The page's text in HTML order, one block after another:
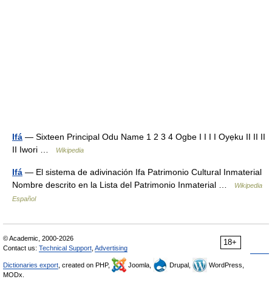
Ifá — Sixteen Principal Odu Name 1 2 3 4 Ogbe I I I I Oyẹku II II II
II Iwori …
Wikipedia
Ifá — El sistema de adivinación Ifa Patrimonio Cultural Inmaterial
Nombre descrito en la Lista del Patrimonio Inmaterial …
Wikipedia
Español
18+
© Academic, 2000-2026
Contact us: Technical Support Advertising
Dictionaries export , created on PHP, Joomla, Drupal,
WordPress,
MODx.